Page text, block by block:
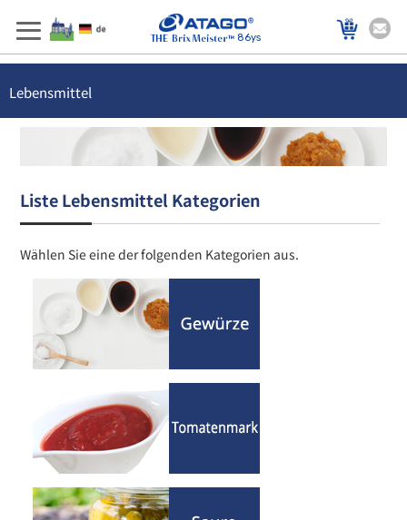
86ys
Lebensmittel
Liste Lebensmittel Kategorien
Wählen Sie eine der folgenden Kategorien aus.